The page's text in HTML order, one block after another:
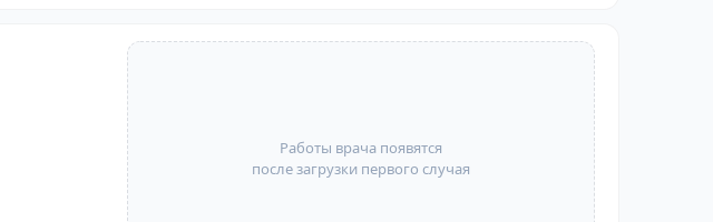
Работы врача появятся
после загрузки первого случая